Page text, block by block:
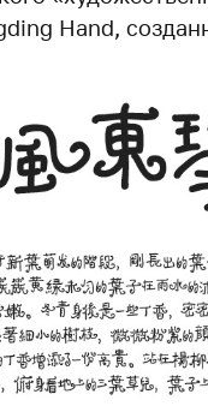
Hand,